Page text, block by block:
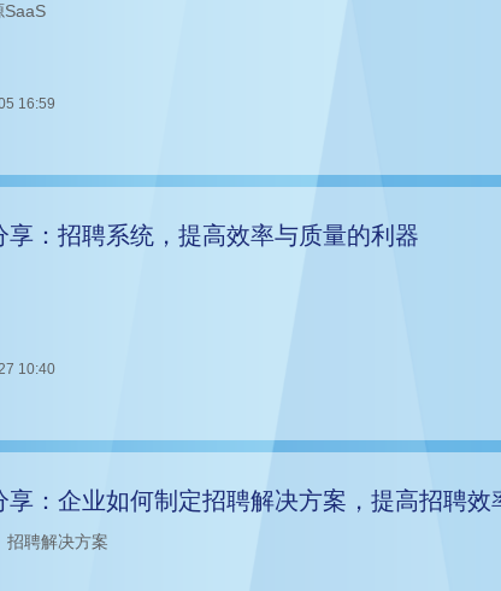
SaaS
16:59
享：招聘系统，提高效率与质量的利器
10:40
享：企业如何制定招聘解决方案，提高招聘效
招聘解决方案